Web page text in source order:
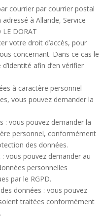
courrier par courrier postal
à Allande, Service
DORAT
votre droit d’accès, pour
concernant. Dans ce cas le
afin d’en vérifier
à caractère personnel
vous pouvez demander la
: vous pouvez demander la
personnel, conformément
des données.
vous pouvez demander au
personnelles
par le RGPD.
données : vous pouvez
traitées conformément